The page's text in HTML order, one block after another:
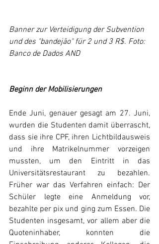
Banner zur Verteidigung der Subvention
und des "bandejão" für 2 und 3 R$. Foto:
Banco de Dados AND
Beginn der Mobilisierungen
Ende Juni, genauer gesagt am 27. Juni,
wurden die Studenten damit überrascht,
dass sie ihre CPF, ihren Lichtbildausweis
und ihre Matrikelnummer vorzeigen
mussten, um den Eintritt in das
Universitätsrestaurant zu bezahlen.
Früher war das Verfahren einfach: Der
Schüler legte eine Anmeldung vor,
bezahlte per pix und ging zum Essen. Die
Studenten insgesamt, vor allem aber die
Quoteninhaber, konnten die